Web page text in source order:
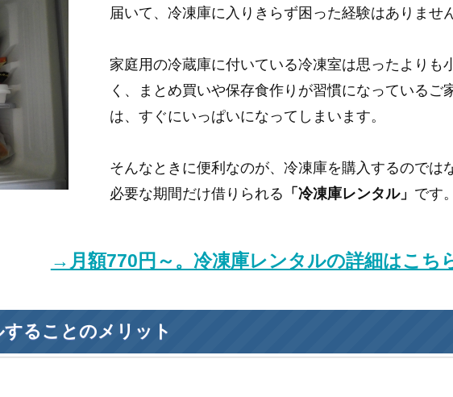
届いて、冷凍庫に入りきらず困った経験はありませ
家庭用の冷蔵庫に付いている冷凍室は思ったよりも
く、まとめ買いや保存食作りが習慣になっているご
は、すぐにいっぱいになってしまいます。
そんなときに便利なのが、冷凍庫を購入するのでは
必要な期間だけ借りられる 「冷凍庫レンタル」 です。
→月額770円～。冷凍庫レンタルの詳細はこち
ることのメリット